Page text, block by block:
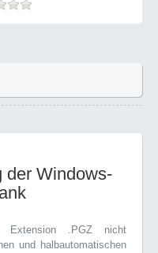
der Windows-
.PGZ nicht
und halbautomatischen